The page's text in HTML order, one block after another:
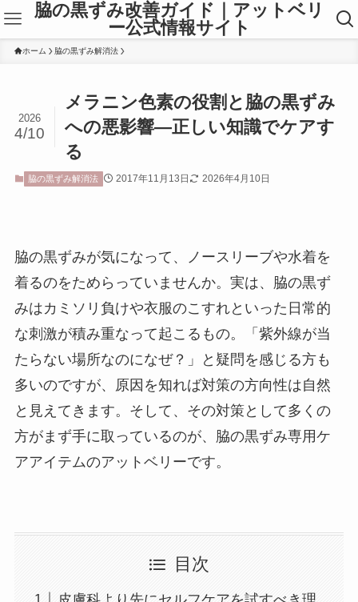
脇の黒ずみ改善ガイド｜アットベリ
ー公式情報サイト
ホーム 脇の黒ずみ解消法
メラニン色素の役割と脇の黒ずみ
への悪影響—正しい知識でケアす
る
2026
4/10
脇の黒ずみ解消法 2017年11月13日 2026年4月10日
脇の黒ずみが気になって、ノースリーブや水着を
着るのをためらっていませんか。実は、脇の黒ず
みはカミソリ負けや衣服のこすれといった日常的
な刺激が積み重なって起こるもの。「紫外線が当
たらない場所なのになぜ？」と疑問を感じる方も
多いのですが、原因を知れば対策の方向性は自然
と見えてきます。そして、その対策として多くの
方がまず手に取っているのが、脇の黒ずみ専用ケ
アアイテムのアットベリーです。
目次